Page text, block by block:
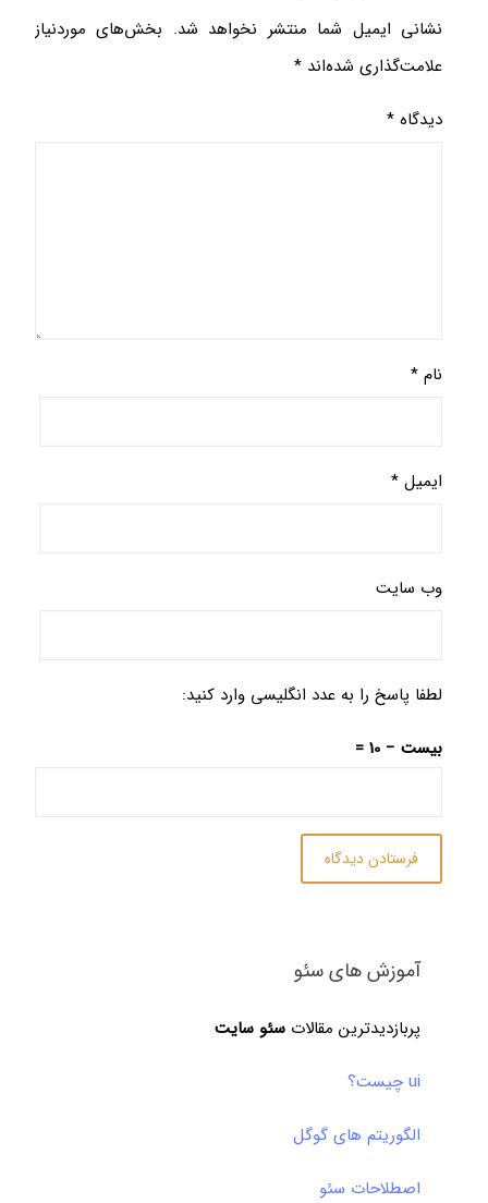
نشانی ایمیل شما منتشر نخواهد شد.
بخش‌های موردنیاز
علامت‌گذاری شده‌اند *
دیدگاه*
نام*
ایمیل*
وب‌ سایت
لطفا پاسخ را به عدد انگلیسی وارد کنید:
بیست − 10 =
آموزش های سئو
پربازدیدترین مقالات سئو سایت
ui چیست؟
الگوریتم های گوگل
اصطلاحات سئو